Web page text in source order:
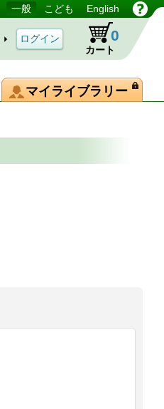
一般 こども English
カート
0
マイライブラリー